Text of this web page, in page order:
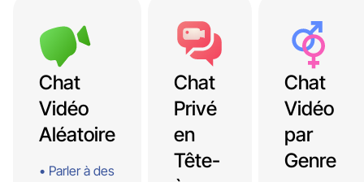
Chat
Vidéo
Aléatoire
Parler à des
Chat
Privé
en
Tête-
Chat
par
Genre